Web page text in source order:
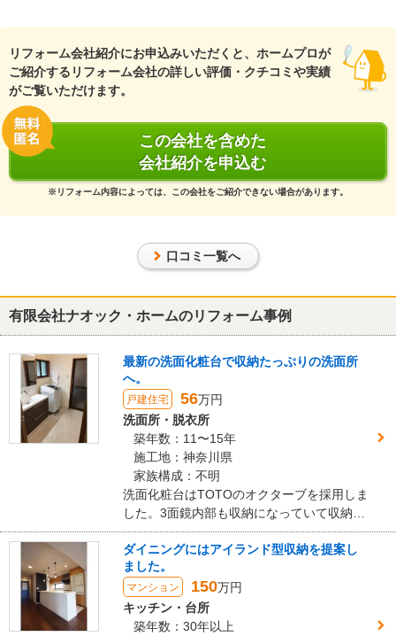
5
何と言っても担当者の人柄、こちらの要望を「出来ます。」「作り
ます。」「探します。」と言って安心感を与えてくれたこと。
そして、こちらの話をカウンセラーのように、良く聞いてくれたこ
と。
この会社に決めた理由
当初の申し込みは、和室の畳替えとキッチンだけだったが、見積の
のフェンスの塗装と多所にわたり、工事途中もテーブルの作成や器
具の取り付け等もお願いして、すべにおいて解決してくれた。
広げる案やレンジボードの上戸棚の作成、テレビ台の作成の案は、
他の業者にはなかったから金額に見合った工事だったと思う。
リフォーム会社からの返答
この度は弊社をご利用いただきありがとうございました。
家具製作にあたり、詳細なスケッチをご用意して頂いたのですぐに
製作に移行できました。お客様と一緒に作り上げる楽しさを改めて
実感でき、良い経験となりました。
それでは、次回の工事もぜひお任せください。
： 戸建住宅
リア
ダイニング 、和室、廊下 、その他
価格
： 5,276,000円
施工地
神奈川県 横須賀市
築年数
： 26〜30年
工事完了日
： 2015年12月16日
リフォーム会社紹介にお申込みいただくと、ホームプロが
ご紹介するリフォーム会社の詳しい評価・クチコミや実績
がご覧いただけます。
この会社を含めた
会社紹介を申込む
※リフォーム内容によっては、この会社をご紹介できない場合があります。
口コミ一覧へ
有限会社ナオック・ホームのリフォーム事例
最新の洗面化粧台で収納たっぷりの洗面所
へ。
戸建住宅 56万円
洗面所・脱衣所
築年数：11〜15年
施工地：神奈川県
家族構成：不明
洗面化粧台はTOTOのオクターブを採用しま
した。3面鏡内部も収納になっていて収納量
は抜群です。今まで無垢フローリングだっ
た床は下地から直した後、パナソニックの
水回り用床材、Archi-SpecYUKAサニタリー
用にて仕上げました。
ダイニングにはアイランド型収納を提案し
ました。
マンション 150万円
キッチン・台所
築年数：30年以上